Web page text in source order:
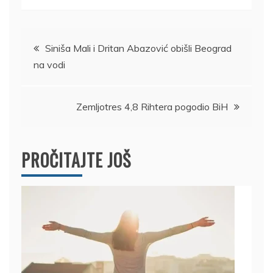
Kretanje
članka
Siniša Mali i Dritan Abazović obišli Beograd
na vodi
Zemljotres 4,8 Rihtera pogodio BiH
PROČITAJTE JOŠ